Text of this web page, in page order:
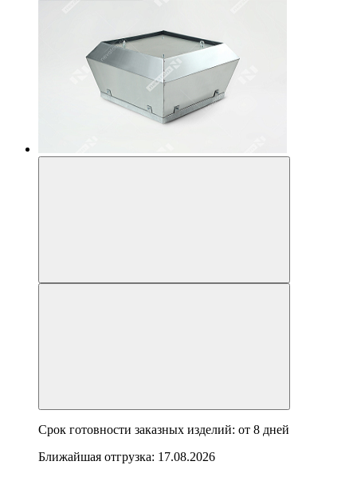
Срок готовности заказных изделий: от 8 дней
Ближайшая отгрузка: 17.08.2026